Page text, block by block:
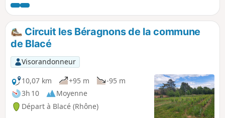
panoramique des Monts du Lyonnais
aux confins de la Bourgogne et sur le
Mont Blanc par temps clair.
Circuit les Béragnons de la commune
de Blacé
Visorandonneur
10,07 km
+95 m
-95 m
3h 10
Moyenne
Départ à Blacé (Rhône)